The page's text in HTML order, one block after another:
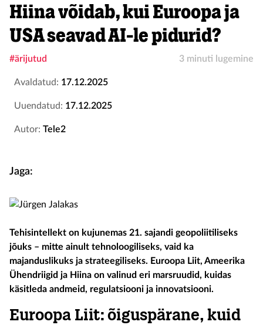
Hiina võidab, kui Euroopa ja
USA seavad AI-le pidurid?
#ärijutud 3 minuti lugemine
Avaldatud: 17.12.2025
Uuendatud: 17.12.2025
Autor: Tele2
Jaga:
Tehisintellekt on kujunemas 21. sajandi geopoliitiliseks
jõuks – mitte ainult tehnoloogiliseks, vaid ka
majanduslikuks ja strateegiliseks. Euroopa Liit, Ameerika
Ühendriigid ja Hiina on valinud eri marsruudid, kuidas
käsitleda andmeid, regulatsiooni ja innovatsiooni.
Euroopa Liit: õiguspärane, kuid